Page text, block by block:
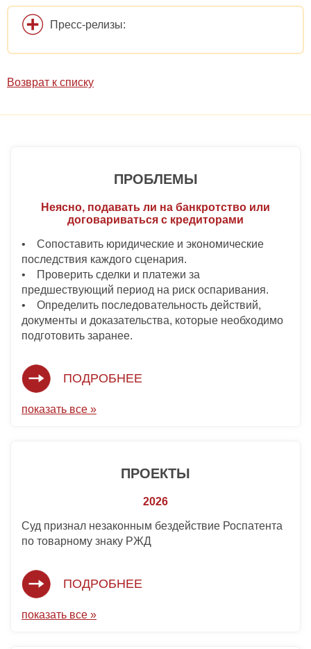
Пресс-релизы:
Возврат к списку
ПРОБЛЕМЫ
Неясно, подавать ли на банкротство или
договариваться с кредиторами
• Сопоставить юридические и экономические
последствия каждого сценария.
• Проверить сделки и платежи за
предшествующий период на риск оспаривания.
• Определить последовательность действий,
документы и доказательства, которые необходимо
подготовить заранее.
ПОДРОБНЕЕ
показать все »
ПРОЕКТЫ
2026
Суд признал незаконным бездействие Роспатента
по товарному знаку РЖД
ПОДРОБНЕЕ
показать все »